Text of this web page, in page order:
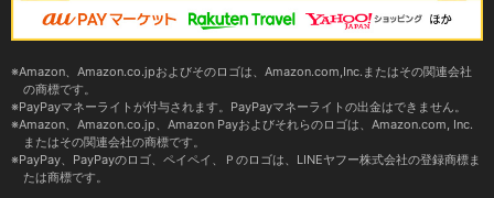
Amazon、Amazon.co.jpおよびそのロゴは、Amazon.com,Inc.またはその関連会社
の商標です。
PayPayマネーライトが付与されます。PayPayマネーライトの出金はできません。
Amazon、Amazon.co.jp、Amazon Payおよびそれらのロゴは、Amazon.com, Inc.
またはその関連会社の商標です。
PayPay、PayPayのロゴ、ペイペイ、Ｐのロゴは、LINEヤフー株式会社の登録商標ま
たは商標です。